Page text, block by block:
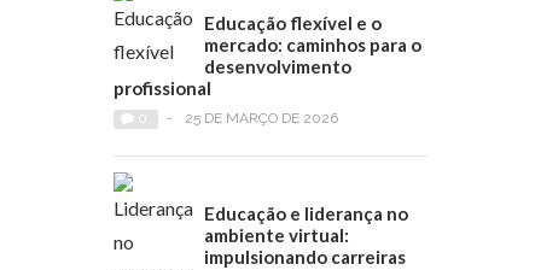
Educação flexível e o
mercado: caminhos para o
desenvolvimento
profissional
- 25 DE MARÇO DE 2026
Educação e liderança no
ambiente virtual:
impulsionando carreiras